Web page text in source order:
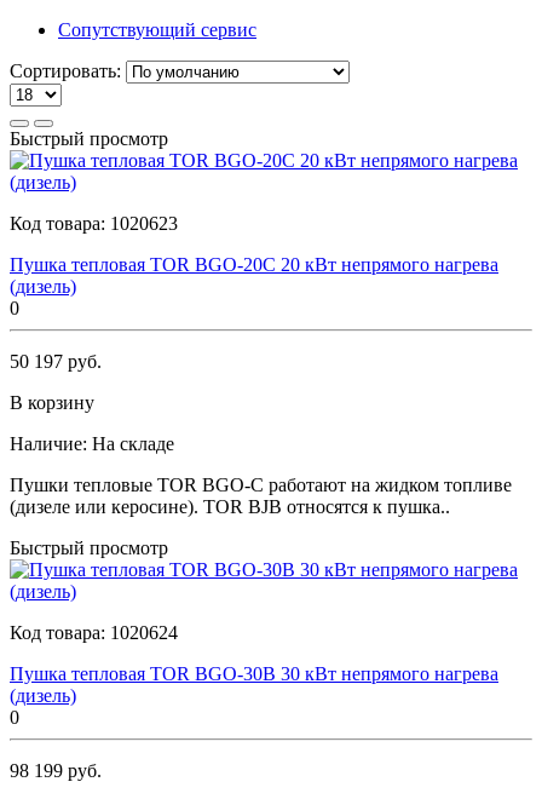
Сопутствующий сервис
Сортировать:
Быстрый просмотр
Код товара: 1020623
Пушка тепловая TOR BGO-20C 20 кВт непрямого нагрева
(дизель)
0
50 197 руб.
В корзину
Наличие: На складе
Пушки тепловые TOR BGO-C работают на жидком топливе
(дизеле или керосине). TOR BJB относятся к пушка..
Быстрый просмотр
Код товара: 1020624
Пушка тепловая TOR BGO-30B 30 кВт непрямого нагрева
(дизель)
0
98 199 руб.